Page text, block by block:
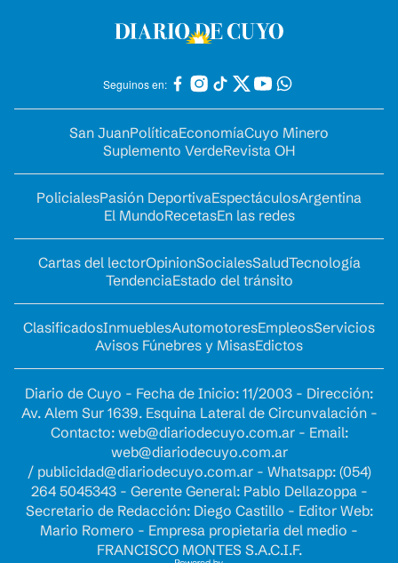
Seguinos en:
San JuanPolíticaEconomíaCuyo Minero
Suplemento VerdeRevista OH
PolicialesPasión DeportivaEspectáculosArgentina
El MundoRecetasEn las redes
Cartas del lectorOpinionSocialesSaludTecnología
TendenciaEstado del tránsito
ClasificadosInmueblesAutomotoresEmpleosServicios
Avisos Fúnebres y MisasEdictos
Diario de Cuyo - Fecha de Inicio: 11/2003 - Dirección:
Av. Alem Sur 1639. Esquina Lateral de Circunvalación -
Contacto: web@diariodecuyo.com.ar- Email:
web@diariodecuyo.com.ar
/ publicidad@diariodecuyo.com.ar- Whatsapp: (054)
264 5045343 - Gerente General: Pablo Dellazoppa -
Secretario de Redacción: Diego Castillo - Editor Web:
Mario Romero - Empresa propietaria del medio -
FRANCISCO MONTES S.A.C.I.F.